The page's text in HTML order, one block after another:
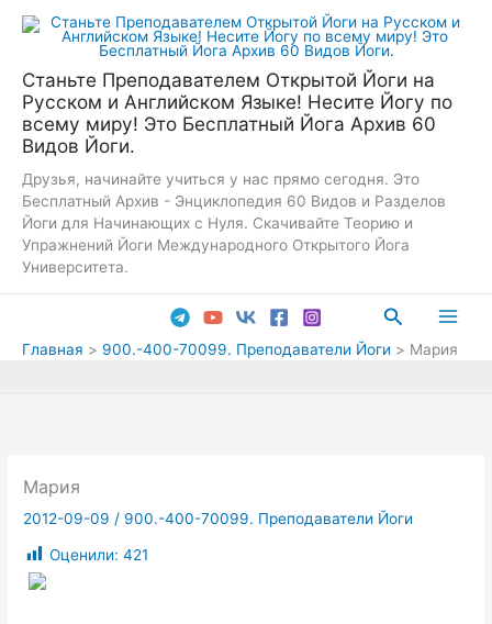
Перейти
Станьте Преподавателем Открытой Йоги на
Русском и Английском Языке! Несите Йогу по
всему миру! Это Бесплатный Йога Архив 60
Видов Йоги.
Друзья, начинайте учиться у нас прямо сегодня. Это
Бесплатный Архив - Энциклопедия 60 Видов и Разделов
Йоги для Начинающих с Нуля. Скачивайте Теорию и
Упражнений Йоги Международного Открытого Йога
Университета.
Поиск
Главная 900.-400-70099. Преподаватели Йоги Мария
Мария
2012-09-09 / 900.-400-70099. Преподаватели Йоги
Оценили: 421